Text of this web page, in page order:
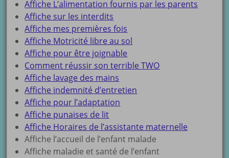
Affiche L’alimentation fournis par les parents
Affiche sur les interdits
Affiche mes premières fois
Affiche Motricité libre au sol
Affiche pour être joignable
Comment réussir son terrible TWO
Affiche lavage des mains
Affiche indemnité d’entretien
Affiche pour l’adaptation
Affiche punaises de lit
Affiche Horaires de l’assistante maternelle
Affiche l’accueil de l’enfant malade
Affiche maladie et santé de l’enfant